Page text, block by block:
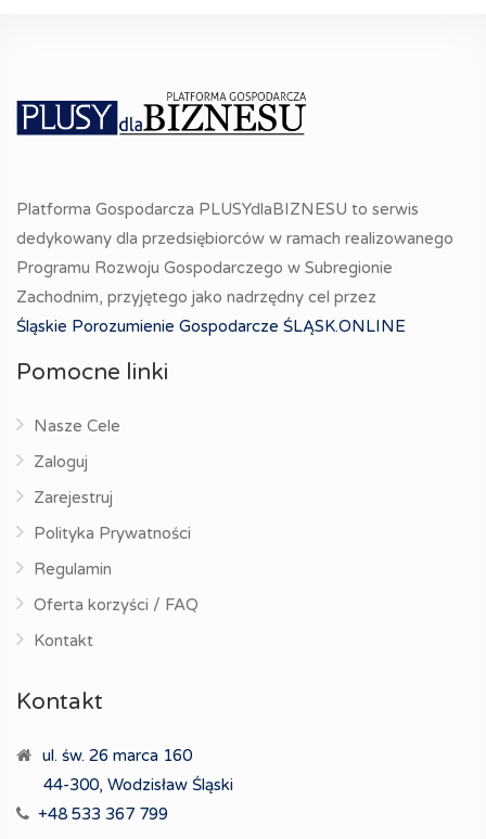
Platforma Gospodarcza PLUSYdlaBIZNESU to serwis
dedykowany dla przedsiębiorców w ramach realizowanego
Programu Rozwoju Gospodarczego w Subregionie
Zachodnim, przyjętego jako nadrzędny cel przez
Śląskie Porozumienie Gospodarcze ŚLĄSK.ONLINE
Pomocne linki
Nasze Cele
Zaloguj
Zarejestruj
Polityka Prywatności
Regulamin
Oferta korzyści / FAQ
Kontakt
Kontakt
ul. św. 26 marca 160
44-300, Wodzisław Śląski
+48 533 367 799